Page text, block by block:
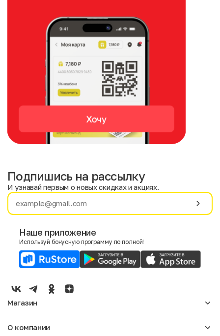
Имя
E-mail
Мужской
Женский
Подпишись на рассылку
И узнавай первым о новых скидках и акциях.
Наше приложение
Используй бонусную программу по полной!
Магазин
Мужское
О компании